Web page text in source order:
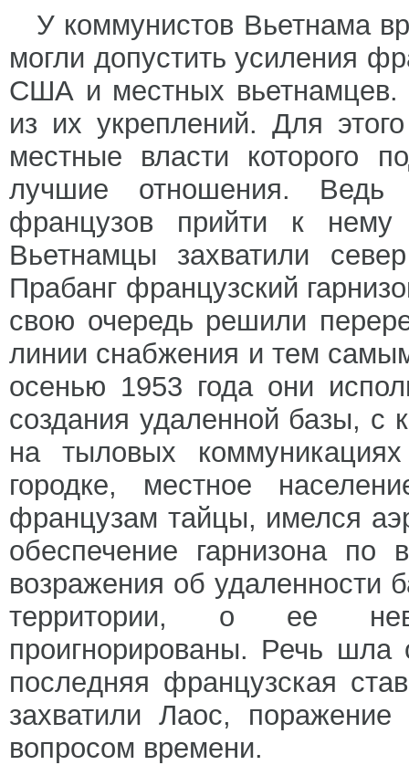
У коммунистов Вьетнама
могли допустить усиления
США и местных
из их укреплений. Для
местные власти которого
лучшие отношения. Ведь
французов прийти к
Вьетнамцы захватили
Прабанг французский
свою очередь решили
линии снабжения и тем
осенью 1953 года они
создания удаленной базы, с
на тыловых
городке, местное
французам тайцы, имелся
обеспечение гарнизона по
возражения об удаленности
территории, о ее
проигнорированы. Речь
последняя французская
захватили Лаос,
вопросом времени.